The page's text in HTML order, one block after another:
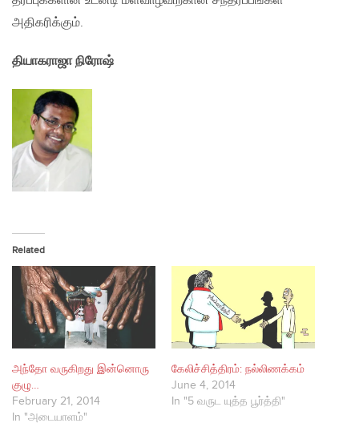
அதிகரிக்கும்.
தியாகராஜா நிரோஷ்
Related
அந்தோ வருகிறது இன்னொரு
குழு…
February 21, 2014
In "அடையாளம்"
கேலிச்சித்திரம்: நல்லிணக்கம்
June 4, 2014
In "5 வருட யுத்த பூர்த்தி"